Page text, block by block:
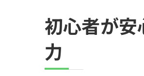
初心者が
力